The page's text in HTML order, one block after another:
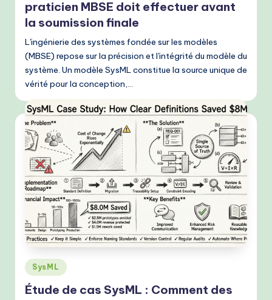
praticien MBSE doit effectuer avant
la soumission finale
L'ingénierie des systèmes fondée sur les modèles
(MBSE) repose sur la précision et l'intégrité du modèle du
système. Un modèle SysML constitue la source unique de
vérité pour la conception,…
Posted
in
SysML
Étude de cas SysML : Comment des